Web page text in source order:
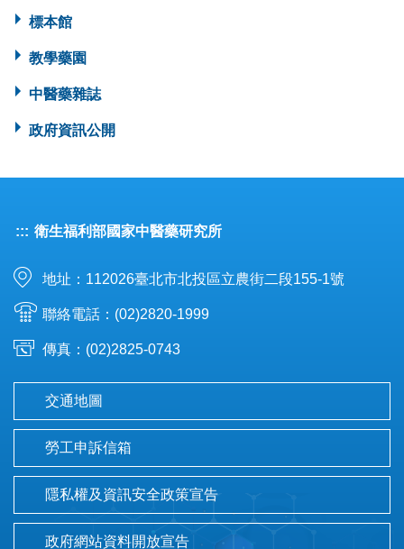
標本館
教學藥園
中醫藥雜誌
政府資訊公開
::: 衛生福利部國家中醫藥研究所
地址：112026臺北市北投區立農街二段155-1號
聯絡電話：(02)2820-1999
傳真：(02)2825-0743
交通地圖
勞工申訴信箱
隱私權及資訊安全政策宣告
政府網站資料開放宣告